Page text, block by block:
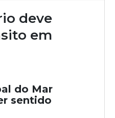
deve
em
do Mar
sentido